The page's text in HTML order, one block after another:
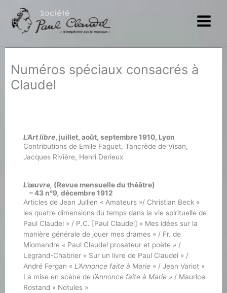
contenu
Numéros spéciaux consacrés à
Claudel
L’Art libre, juillet, août, septembre 1910, Lyon
Contributions de Emile Faguet, Tancrède de Visan,
Jacques Rivière, Henri Derieux
L’œuvre, (Revue mensuelle du théâtre)
– 43 n°9, décembre 1912
Articles de Jean Jullien « Amateurs »/ Christian Beck «
les quatre dimensions du temps dans la vie spirituelle de
Paul Claudel » / P.C. [Paul Claudel] « Mes idées sur la
manière générale de jouer mes drames » / Fr. de
Miomandre « Paul Claudel prosateur et poète » /
Legrand-Chabrier « Sur un livre de Paul Claudel » /
André Fergan « L’Annonce faite à Marie» / Jean Variot «
La mise en scène de l’Annonce faite à Marie » / Maurice
Rostand « Notules »